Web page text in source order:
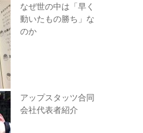
なぜ世の中は「早く
動いたもの勝ち」な
のか
アップスタッツ合同
会社代表者紹介